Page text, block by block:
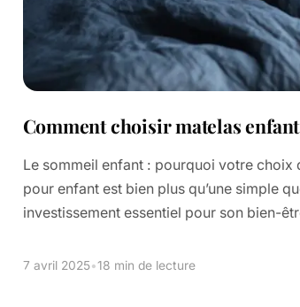
Comment choisir matelas
Le sommeil enfant : pourquoi votre choix
pour enfant est bien plus qu’une simple
investissement essentiel pour son bien-
7 avril 2025•18 min de lecture